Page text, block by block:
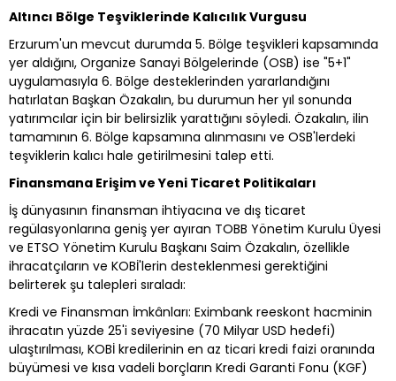
Altıncı Bölge Teşviklerinde Kalıcılık Vurgusu
Erzurum'un mevcut durumda 5. Bölge teşvikleri kapsamında
yer aldığını, Organize Sanayi Bölgelerinde (OSB) ise "5+1"
uygulamasıyla 6. Bölge desteklerinden yararlandığını
hatırlatan Başkan Özakalın, bu durumun her yıl sonunda
yatırımcılar için bir belirsizlik yarattığını söyledi. Özakalın, ilin
tamamının 6. Bölge kapsamına alınmasını ve OSB'lerdeki
teşviklerin kalıcı hale getirilmesini talep etti.
Finansmana Erişim ve Yeni Ticaret Politikaları
İş dünyasının finansman ihtiyacına ve dış ticaret
regülasyonlarına geniş yer ayıran TOBB Yönetim Kurulu Üyesi
ve ETSO Yönetim Kurulu Başkanı Saim Özakalın, özellikle
ihracatçıların ve KOBİ'lerin desteklenmesi gerektiğini
belirterek şu talepleri sıraladı:
Kredi ve Finansman İmkânları: Eximbank reeskont hacminin
ihracatın yüzde 25'i seviyesine (70 Milyar USD hedefi)
ulaştırılması, KOBİ kredilerinin en az ticari kredi faizi oranında
büyümesi ve kısa vadeli borçların Kredi Garanti Fonu (KGF)